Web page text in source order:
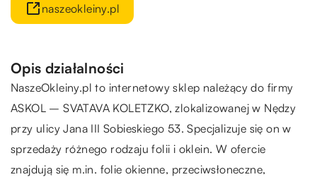
naszeokleiny.pl
Opis działalności
NaszeOkleiny.pl to internetowy sklep należący do firmy
ASKOL – SVATAVA KOLETZKO, zlokalizowanej w Nędzy
przy ulicy Jana III Sobieskiego 53. Specjalizuje się on w
sprzedaży różnego rodzaju folii i oklein. W ofercie
znajdują się m.in. folie okienne, przeciwsłoneczne,